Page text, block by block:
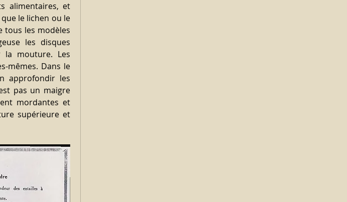
alimentaires, et
le lichen ou le
tous les modèles
les disques
la mouture. Les
mêmes. Dans le
approfondir les
pas un maigre
mordantes et
supérieure et